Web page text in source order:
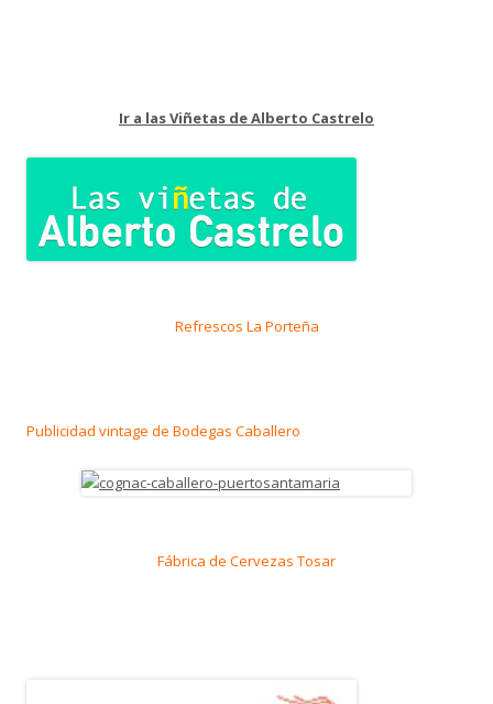
Ir a las Viñetas de Alberto Castrelo
Refrescos La Porteña
Publicidad vintage de Bodegas Caballero
Fábrica de Cervezas Tosar